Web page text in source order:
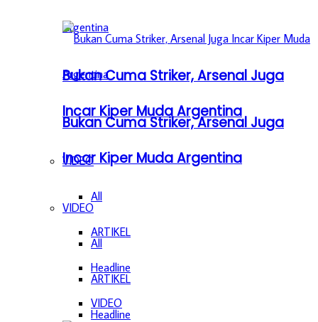
Bukan Cuma Striker, Arsenal Juga
Incar Kiper Muda Argentina
VIDEO
All
ARTIKEL
Headline
VIDEO
Bukan Cuma Striker, Arsenal Juga
Incar Kiper Muda Argentina
VIDEO
All
ARTIKEL
Headline